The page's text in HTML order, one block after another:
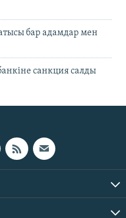
бар адамдар мен
санкция салды